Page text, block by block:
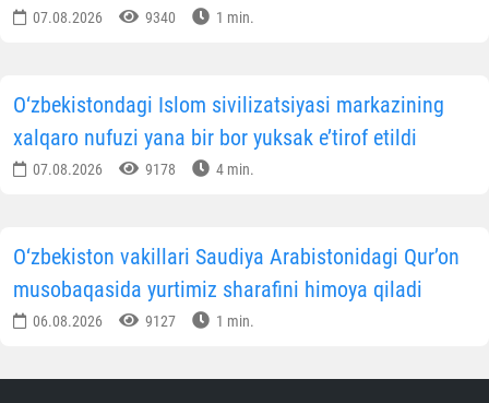
07.08.2026 9340 1 min.
O‘zbekistondagi Islom sivilizatsiyasi markazining
xalqaro nufuzi yana bir bor yuksak e’tirof etildi
07.08.2026 9178 4 min.
O‘zbekiston vakillari Saudiya Arabistonidagi Qur’on
musobaqasida yurtimiz sharafini himoya qiladi
06.08.2026 9127 1 min.